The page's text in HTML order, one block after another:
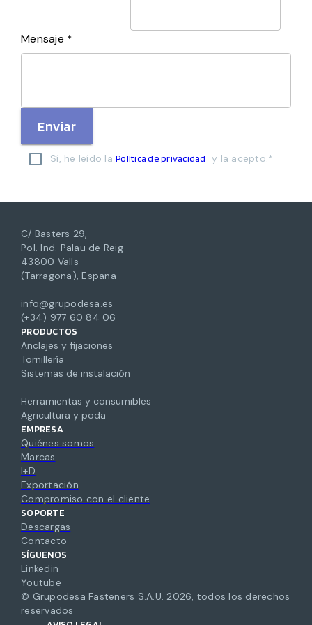
Mensaje *
Enviar
Sí, he leído la Política de privacidad y la acepto.*
C/ Basters 29,
Pol. Ind. Palau de Reig
43800 Valls
(Tarragona), España
info@grupodesa.es
(+34) 977 60 84 06
PRODUCTOS
Anclajes y fijaciones
Tornillería
Sistemas de instalación
Herramientas y consumibles
Agricultura y poda
EMPRESA
Quiénes somos
Marcas
I+D
Exportación
Compromiso con el cliente
SOPORTE
Descargas
Contacto
SÍGUENOS
Linkedin
Youtube
© Grupodesa Fasteners S.A.U. 2026, todos los derechos
reservados